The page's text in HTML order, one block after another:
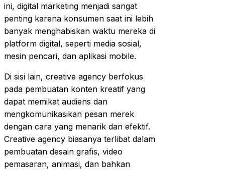
ini, digital marketing menjadi sangat
penting karena konsumen saat ini lebih
banyak menghabiskan waktu mereka di
platform digital, seperti media sosial,
mesin pencari, dan aplikasi mobile.
Di sisi lain, creative agency berfokus
pada pembuatan konten kreatif yang
dapat memikat audiens dan
mengkomunikasikan pesan merek
dengan cara yang menarik dan efektif.
Creative agency biasanya terlibat dalam
pembuatan desain grafis, video
pemasaran, animasi, dan bahkan